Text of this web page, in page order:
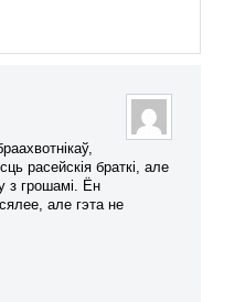
расейскія браткі, але
з грошамі. Ён
але гэта не